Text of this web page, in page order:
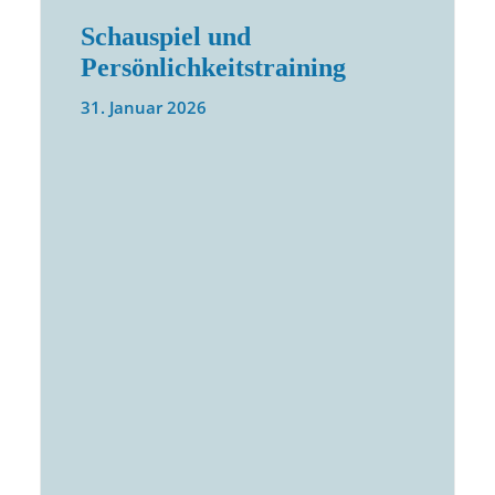
Schauspiel und
Persönlichkeitstraining
31. Januar 2026